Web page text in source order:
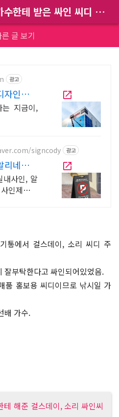
씨엔블루, 선후배 가수한테 받은 싸인 씨디 버린 사건
른 글 보기
광고
인시기
지금이,
signcody 광고
네간판
내사인, 알
인제품을
통에서 걸스데이, 소리 씨디 주
잘부탁한다고 싸인되어있었음.
품 홍보용 씨디이므로 낚시일 가
배 가수.
테 해준 걸스데이, 소리 싸인씨